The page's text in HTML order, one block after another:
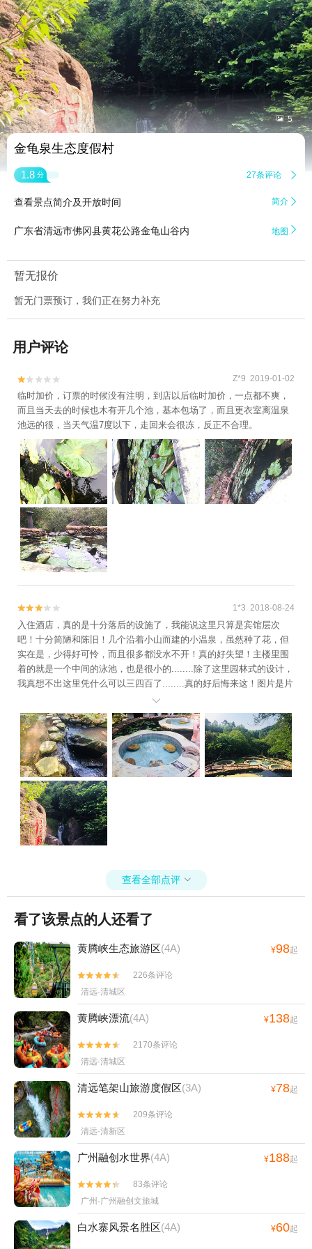
 5
金龟泉生态度假村
1.8 分 27条评论 
查看景点简介及开放时间 简介 
广东省清远市佛冈县黄花公路金龟山谷内 地图 
暂无报价
暂无门票预订，我们正在努力补充
用户评论

 Z*9 2019-01-02
临时加价，订票的时候没有注明，到店以后临时加价，一点都不爽，
而且当天去的时候也木有开几个池，基本包场了，而且更衣室离温泉
池远的很，当天气温7度以下，走回来会很冻，反正不合理。

 1*3 2018-08-24
入住酒店，真的是十分落后的设施了，我能说这里只算是宾馆层次
吧！十分简陋和陈旧！几个沿着小山而建的小温泉，虽然种了花，但
实在是，少得好可怜，而且很多都没水不开！真的好失望！主楼里围
着的就是一个中间的泳池，也是很小的........除了这里园林式的设计，
我真想不出这里凭什么可以三四百了........真的好后悔来这！图片是片
面的一角，貌似好看，但来了才知道原来周围是这样～

查看全部点评 
看了该景点的人还看了
黄腾峡生态旅游区(4A) ¥98起


226条评论
清远·清城区
黄腾峡漂流(4A) ¥138起


2170条评论
清远·清城区
清远笔架山旅游度假区(3A) ¥78起


209条评论
清远·清新区
广州融创水世界(4A) ¥188起


83条评论
广州·广州融创文旅城
白水寨风景名胜区(4A) ¥60起
